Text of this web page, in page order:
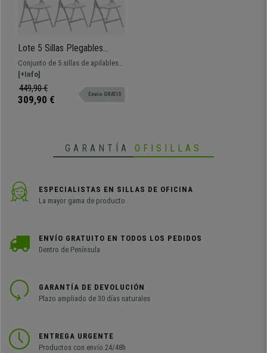
Lote 5 Sillas Plegables
JASPER, Ganchos Unión y
Apilables, Acero y Plástico
Blanco
Conjunto de 5 sillas de apilables
¡La unidad sale a 59,98 €! Sólida
estructura en acero y plástico
reforzado, se pueden apilar
[+Info]
449,90 €
309,90 € Envio GRATIS
GARANTÍA OFISILLAS
ESPECIALISTAS EN SILLAS DE OFICINA
La mayor gama de producto
ENVÍO GRATUITO EN TODOS LOS PEDIDOS
Dentro de Península
GARANTÍA DE DEVOLUCIÓN
Plazo ampliado de 30 días naturales
ENTREGA URGENTE
Productos con envío 24/48h